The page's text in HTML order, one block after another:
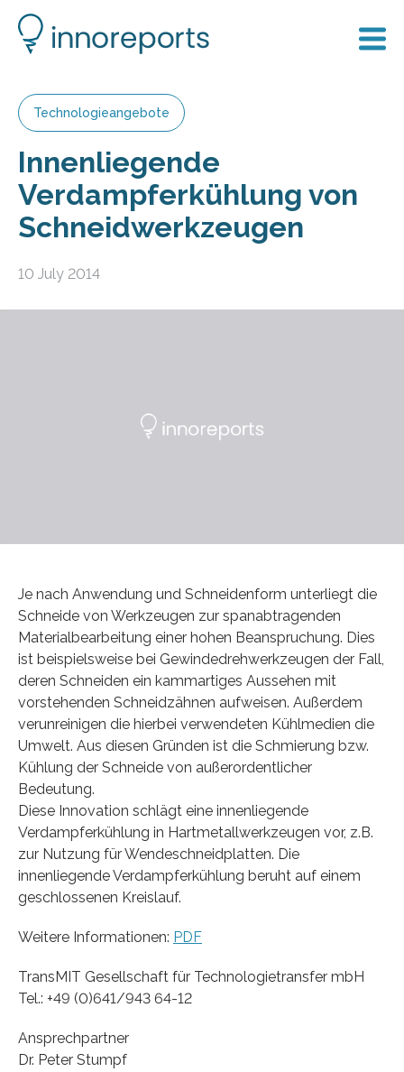
Technologieangebote
Innenliegende
Verdampferkühlung von
Schneidwerkzeugen
10 July 2014
Je nach Anwendung und Schneidenform unterliegt die
Schneide von Werkzeugen zur spanabtragenden
Materialbearbeitung einer hohen Beanspruchung. Dies
ist beispielsweise bei Gewindedrehwerkzeugen der Fall,
deren Schneiden ein kammartiges Aussehen mit
vorstehenden Schneidzähnen aufweisen. Außerdem
verunreinigen die hierbei verwendeten Kühlmedien die
Umwelt. Aus diesen Gründen ist die Schmierung bzw.
Kühlung der Schneide von außerordentlicher
Bedeutung.
Diese Innovation schlägt eine innenliegende
Verdampferkühlung in Hartmetallwerkzeugen vor, z.B.
zur Nutzung für Wendeschneidplatten. Die
innenliegende Verdampferkühlung beruht auf einem
geschlossenen Kreislauf.
Weitere Informationen: PDF
TransMIT Gesellschaft für Technologietransfer mbH
Tel.: +49 (0)641/943 64-12
Ansprechpartner
Dr. Peter Stumpf